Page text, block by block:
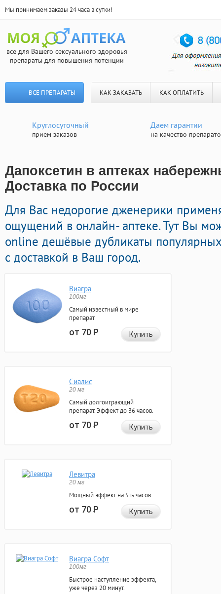
Мы принимаем заказы 24 часа в сутки!
все для Вашего сексуального здоровья
препараты для повышения потенции
ВСЕ ПРЕПАРАТЫ КАК ЗАКАЗАТЬ КАК ОПЛАТИТЬ
Круглосуточный
прием заказов
Даем гарантии
на качество
Дапоксетин в аптеках
Доставка по России
Для Вас недорогие дженерики
ощущений в онлайн- аптеке. Тут Вы
online дешёвые дубликаты
с доставкой в Ваш город.
Виагра
100мг
Самый известный в мире
препарат
от 70Р Купить
Сиалис
20 мг
Самый долгоиграющий
препарат. Эффект до 36 часов.
от 70Р Купить
Левитра
20 мг
Мощный эффект на 5ть часов.
от 70Р Купить
Виагра Софт
100мг
Быстрое наступление эффекта,
уже через 20 минут.